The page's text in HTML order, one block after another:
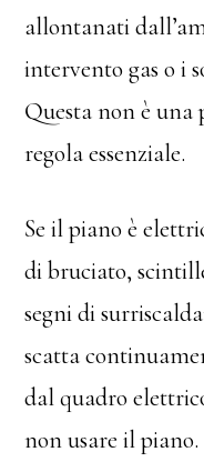
allontanati
intervento gas o i
Questa non è una
regola essenziale.
Se il piano è
di bruciato,
segni di
scatta
dal quadro
non usare il